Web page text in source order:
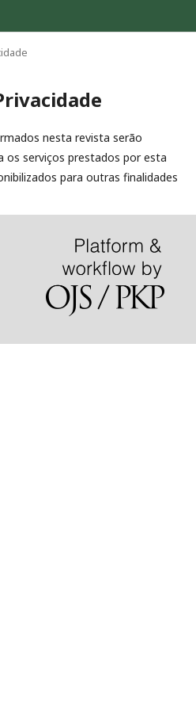
nesta revista serão
os serviços prestados por esta
para outras finalidades